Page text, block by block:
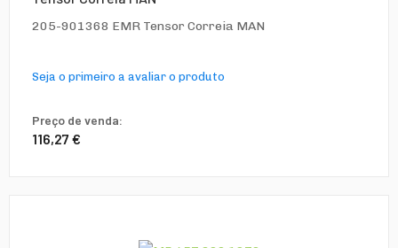
205-901368 EMR Tensor Correia MAN
Seja o primeiro a avaliar o produto
Preço de venda:
116,27 €